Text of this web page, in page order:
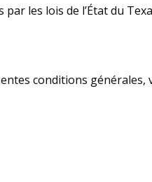
les lois de l’État du
conditions générales,